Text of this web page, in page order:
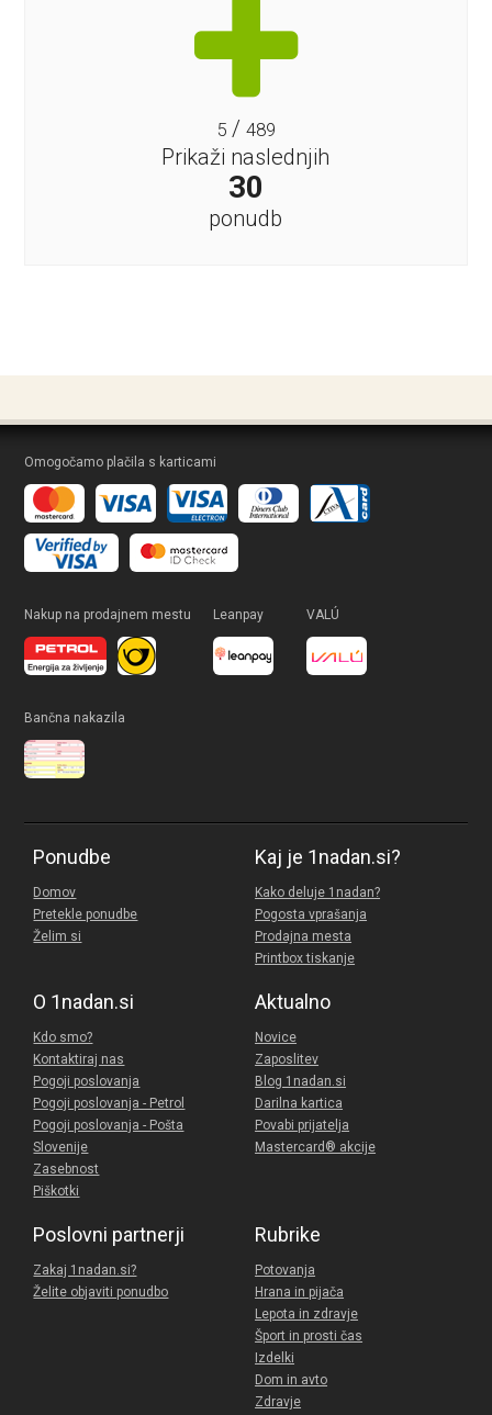
5/ 489
Prikaži naslednjih
30
ponudb
Omogočamo plačila s karticami
Nakup na prodajnem mestu Leanpay VALÚ
Bančna nakazila
Ponudbe
Domov
Pretekle ponudbe
Želim si
Kaj je 1nadan.si?
Kako deluje 1nadan?
Pogosta vprašanja
Prodajna mesta
Printbox tiskanje
O 1nadan.si
Kdo smo?
Kontaktiraj nas
Pogoji poslovanja
Pogoji poslovanja - Petrol
Pogoji poslovanja - Pošta
Slovenije
Zasebnost
Piškotki
Aktualno
Novice
Zaposlitev
Blog 1nadan.si
Darilna kartica
Povabi prijatelja
Mastercard® akcije
Poslovni partnerji
Zakaj 1nadan.si?
Želite objaviti ponudbo
Rubrike
Potovanja
Hrana in pijača
Lepota in zdravje
Šport in prosti čas
Izdelki
Dom in avto
Zdravje